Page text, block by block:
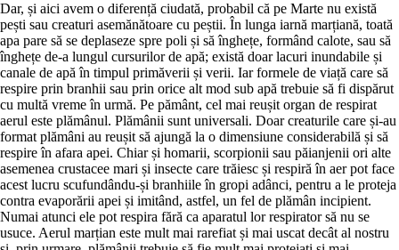
Dar, și aici avem o diferență ciudată, probabil că pe Marte nu există
pești sau creaturi asemănătoare cu peștii. În lunga iarnă marțiană, toată
apa pare să se deplaseze spre poli și să înghețe, formând calote, sau să
înghețe de-a lungul cursurilor de apă; există doar lacuri inundabile și
canale de apă în timpul primăverii și verii. Iar formele de viață care să
respire prin branhii sau prin orice alt mod sub apă trebuie să fi dispărut
cu multă vreme în urmă. Pe pământ, cel mai reușit organ de respirat
aerul este plămânul. Plămânii sunt universali. Doar creaturile care și-au
format plămâni au reușit să ajungă la o dimensiune considerabilă și să
respire în afara apei. Chiar și homarii, scorpionii sau păianjenii ori alte
asemenea crustacee mari și insecte care trăiesc și respiră în aer pot face
acest lucru scufundându-și branhiile în gropi adânci, pentru a le proteja
contra evaporării apei și imitând, astfel, un fel de plămân incipient.
Numai atunci ele pot respira fără ca aparatul lor respirator să nu se
usuce. Aerul marțian este mult mai rarefiat și mai uscat decât al nostru